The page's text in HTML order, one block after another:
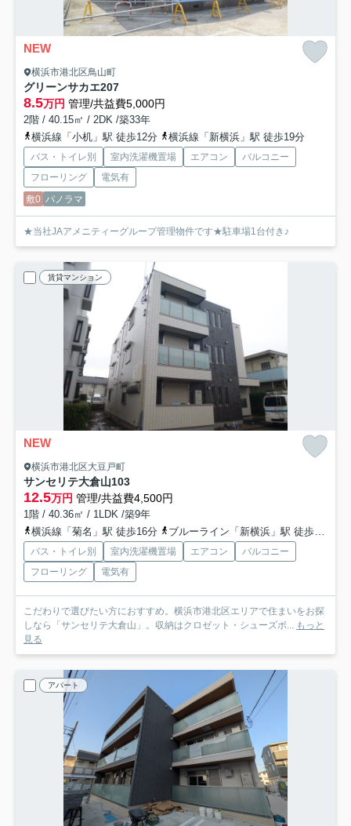
NEW
横浜市港北区鳥山町
グリーンサカエ207
8.5万円 管理/共益費5,000円
2階 / 40.15㎡ / 2DK /築33年
横浜線「小机」駅 徒歩12分
横浜線「新横浜」駅 徒歩19分
バス・トイレ別 室内洗濯機置場 エアコン
バルコニー
フローリング
電気有
敷0 パノラマ
★当社JAアメニティーグループ管理物件です★駐車場1台付き♪
賃貸マンション
NEW
横浜市港北区大豆戸町
サンセリテ大倉山103
12.5万円 管理/共益費4,500円
1階 / 40.36㎡ / 1LDK /築9年
横浜線「菊名」駅 徒歩16分
ブルーライン「新横浜」駅 徒歩22分
バス・トイレ別 室内洗濯機置場 エアコン
バルコニー
フローリング
電気有
こだわりで選びたい方におすすめ。横浜市港北区エリアで住まいをお探
しなら「サンセリテ大倉山」。収納はクロゼット・シューズボ... もっと
見る
アパート